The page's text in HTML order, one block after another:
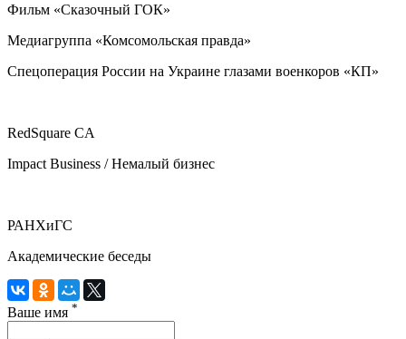
Фильм «Сказочный ГОК»
Медиагруппа «Комсомольская правда»
Спецоперация России на Украине глазами военкоров «КП»
RedSquare CA
Impact Business / Немалый бизнес
РАНХиГС
Академические беседы
Ваше имя *